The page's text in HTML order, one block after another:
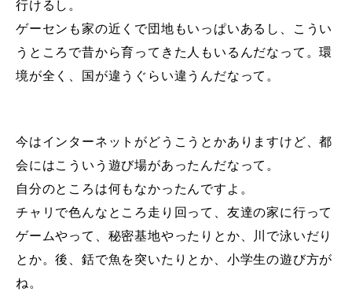
行けるし。
ゲーセンも家の近くで団地もいっぱいあるし、こうい
うところで昔から育ってきた人もいるんだなって。環
境が全く、国が違うぐらい違うんだなって。
今はインターネットがどうこうとかありますけど、都
会にはこういう遊び場があったんだなって。
自分のところは何もなかったんですよ。
チャリで色んなところ走り回って、友達の家に行って
ゲームやって、秘密基地やったりとか、川で泳いだり
とか。後、銛で魚を突いたりとか、小学生の遊び方が
ね。